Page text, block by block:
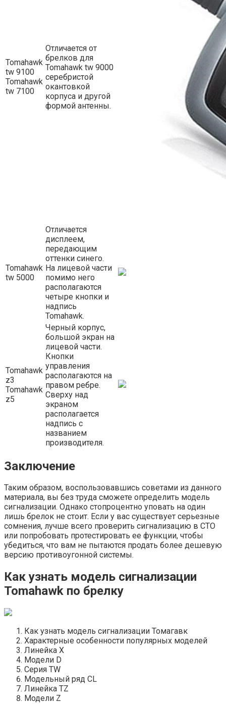
Tomahawk
tw 9100
Tomahawk
tw 7100
Отличается от
брелков для
Tomahawk tw 9000
серебристой
окантовкой
корпуса и другой
формой антенны.
Tomahawk
tw 5000
Отличается
дисплеем,
передающим
оттенки синего.
На лицевой части
помимо него
располагаются
четыре кнопки и
надпись
Tomahawk.
Tomahawk
z3
Tomahawk
z5
Черный корпус,
большой экран на
лицевой части.
Кнопки
управления
располагаются на
правом ребре.
Сверху над
экраном
располагается
надпись с
названием
производителя.
Заключение
Таким образом, воспользовавшись советами из данного
материала, вы без труда сможете определить модель
сигнализации. Однако стопроцентно уповать на один
лишь брелок не стоит. Если у вас существует серьезные
сомнения, лучше всего проверить сигнализацию в СТО
или попробовать протестировать ее функции, чтобы
убедиться, что вам не пытаются продать более дешевую
версию противоугонной системы.
Как узнать модель сигнализации
Tomahawk по брелку
Как узнать модель сигнализации Томагавк
Характерные особенности популярных моделей
Линейка X
Модели D
Серия TW
Модельный ряд CL
Линейка TZ
Модели Z